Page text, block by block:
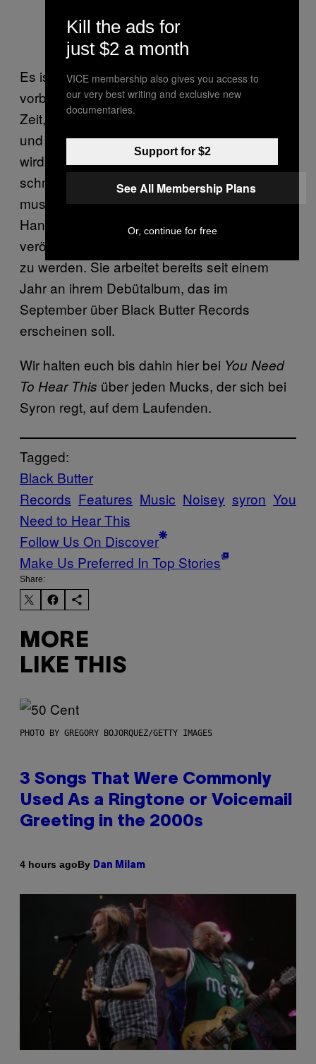
Es ist offensichtlich, dass Syron für Großes
vorbestimmt ist. Schließlich leben wir in einer
Zeit, in der das meiste schon entdeckt wurde
und vieles einfach wieder neu aufgewärmt
wird. Dass es bei Syron trotzdem so gut
schmeckt, liegt an ihrem immensen,
musikalischen Talent, das einen, trotz der
Handvoll Songs, die sie bisher nur
veröffentlicht hat, förmlich anschreit, erkannt
zu werden. Sie arbeitet bereits seit einem
Jahr an ihrem Debütalbum, das im
September über Black Butter Records
erscheinen soll.
Wir halten euch bis dahin hier bei You Need
To Hear This über jeden Mucks, der sich bei
Syron regt, auf dem Laufenden.
Tagged:
Black Butter
Records Features Music Noisey syron You
Need to Hear This
Follow Us On Discover
Make Us Preferred In Top Stories
Share:
MORE
LIKE THIS
PHOTO BY GREGORY BOJORQUEZ/GETTY IMAGES
3 Songs That Were Commonly
Used As a Ringtone or Voicemail
Greeting in the 2000s
4 hours agoBy Dan Milam
Kill the ads for
just $2 a month
VICE membership also gives you access to
our very best writing and exclusive new
documentaries.
Support for $2
See All Membership Plans
Or, continue for free